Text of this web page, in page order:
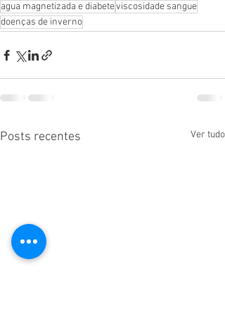
agua magnetizada e diabeteviscosidade sangue
doenças de inverno
Posts recentes Ver tudo